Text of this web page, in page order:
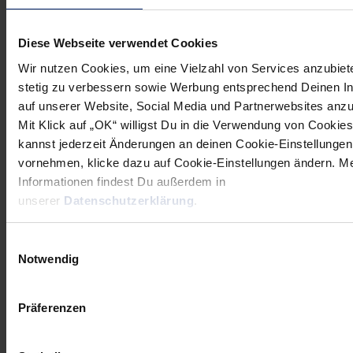
Diese Webseite verwendet Cookies
Wir nutzen Cookies, um eine Vielzahl von Services
stetig zu verbessern sowie Werbung entsprechend Deinen
auf unserer Website, Social Media und Partnerwebsites
Mit Klick auf „OK“ willigst Du in die Verwendung von
kannst jederzeit Änderungen an deinen Cookie-Einstellungen
vornehmen, klicke dazu auf Cookie-Einstellungen ändern.
Informationen findest Du außerdem in
unserer Datenschutzerklärung.
Notwendig
Präferenzen
locker in der Champions League mithalten könnte.
Auch Magdeburg wurde souverän Gruppensieger.
GUDMUNDSSON: Umso ärgerlicher ist dieser seltsame
Modus mit nur drei Viertelfinalspielen. Und das alles nur,
weil Nantes fürs Final Four gesetzt wurde. Ich hoffe, die
EHF überdenkt diese merkwürdige Regel für die nächste
Saison.
Spielzeit über den Modus des EHF-Cups überhaupt keine
GUDMUNDSSON: Das stimmt. Wir alle hoffen, dass es mit